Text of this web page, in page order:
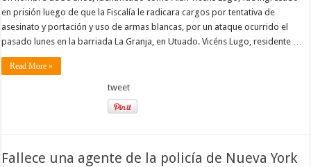
en prisión luego de que la Fiscalía le radicara cargos por tentativa de
asesinato y portación y uso de armas blancas, por un ataque ocurrido el
pasado lunes en la barriada La Granja, en Utuado. Vicéns Lugo, residente …
Read More »
tweet
Fallece una agente de la policía de Nueva York